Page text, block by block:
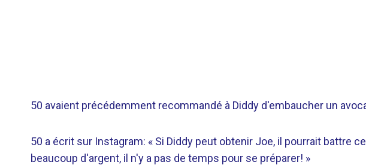
50 avaient précédemment recommandé à Diddy d'embaucher un
50 a écrit sur Instagram: « Si Diddy peut obtenir Joe, il pourrait battre
beaucoup d'argent, il n'y a pas de temps pour se préparer! »